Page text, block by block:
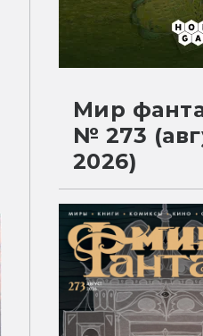
Мир
№ 273
2026)